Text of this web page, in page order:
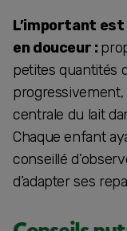
L’important
en douceur :
petites quantités
centrale du lait
Chaque enfant
conseillé
d’adapter ses